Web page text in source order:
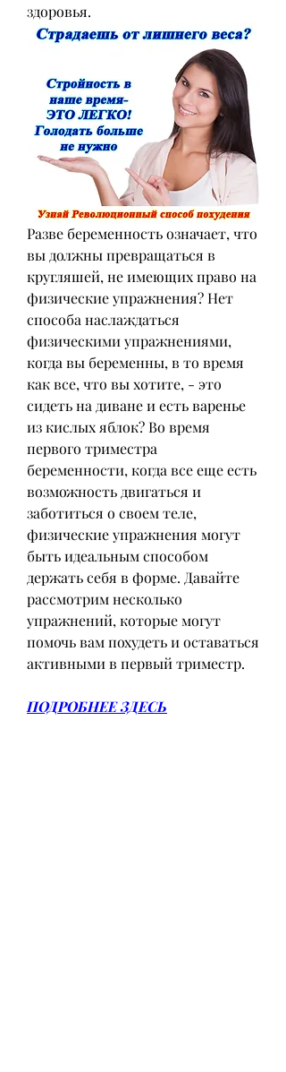
здоровья.
Разве беременность означает, что
вы должны превращаться в
кругляшей, не имеющих право на
физические упражнения? Нет
способа наслаждаться
физическими упражнениями,
когда вы беременны, в то время
как все, что вы хотите, - это
сидеть на диване и есть варенье
из кислых яблок? Во время
первого триместра
беременности, когда все еще есть
возможность двигаться и
заботиться о своем теле,
физические упражнения могут
быть идеальным способом
держать себя в форме. Давайте
рассмотрим несколько
упражнений, которые могут
помочь вам похудеть и оставаться
активными в первый триместр.
ПОДРОБНЕЕ ЗДЕСЬ